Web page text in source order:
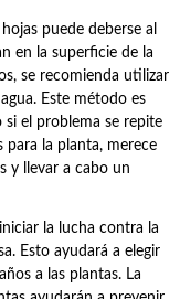
puede deberse al
en la superficie de la
se recomienda utilizar
Este método es
el problema se repite
para la planta, merece
y llevar a cabo un
la lucha contra la
Esto ayudará a elegir
a las plantas. La